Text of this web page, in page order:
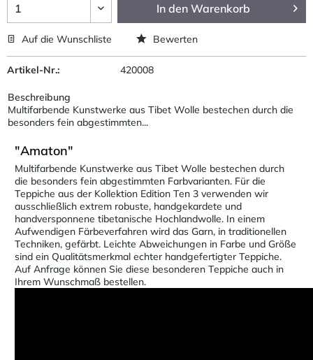
In den Warenkorb
Auf die Wunschliste Bewerten
Artikel-Nr.: 420008
Beschreibung
Multifarbende Kunstwerke aus Tibet Wolle bestechen durch die
besonders fein abgestimmten...
"Amaton"
Multifarbende Kunstwerke aus Tibet Wolle bestechen durch
die besonders fein abgestimmten Farbvarianten. Für die
Teppiche aus der Kollektion Edition Ten 3 verwenden wir
ausschließlich extrem robuste, handgekardete und
handversponnene tibetanische Hochlandwolle. In einem
Aufwendigen Färbeverfahren wird das Garn, in traditionellen
Techniken, gefärbt. Leichte Abweichungen in Farbe und Größe
sind ein Qualitätsmerkmal echter handgefertigter Teppiche.
Auf Anfrage können Sie diese besonderen Teppiche auch in
Ihrem Wunschmaß bestellen.